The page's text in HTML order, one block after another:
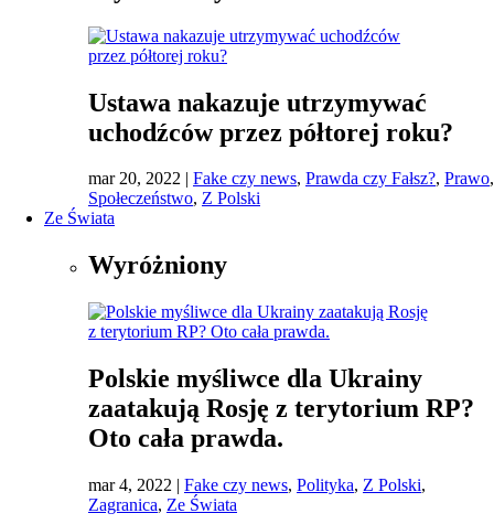
Ustawa nakazuje utrzymywać
uchodźców przez półtorej roku?
mar 20, 2022 | Fake czy news, Prawda czy Fałsz?, Prawo,
Społeczeństwo, Z Polski
Ze Świata
Wyróżniony
Polskie myśliwce dla Ukrainy
zaatakują Rosję z terytorium RP?
Oto cała prawda.
mar 4, 2022 | Fake czy news, Polityka, Z Polski,
Zagranica, Ze Świata